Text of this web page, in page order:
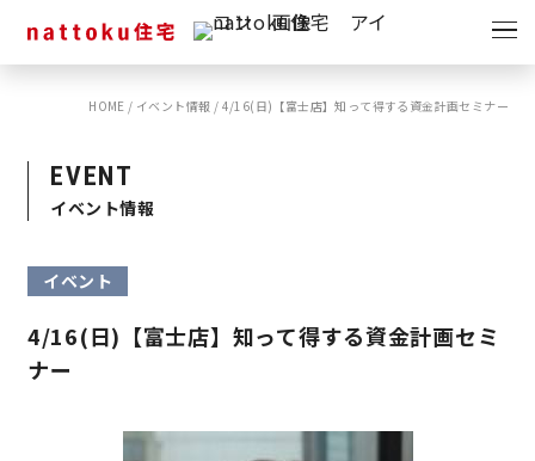
イベント
キャンペーン
ショールーム
モデルハウス
スタッフブログ
HOME / イベント情報 / 4/16(日)【富士店】知って得する資金計画セミナー
EVENT
イベント情報
イベント
4/16(日)【富士店】知って得する資金計画セミ
ナー